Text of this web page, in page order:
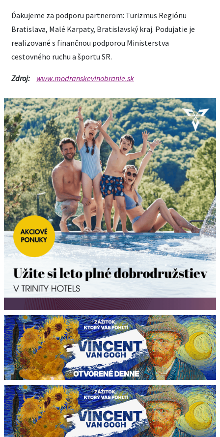
Ďakujeme za podporu partnerom: Turizmus Regiónu
Bratislava, Malé Karpaty, Bratislavský kraj. Podujatie je
realizované s finančnou podporou Ministerstva
cestovného ruchu a športu SR.
Zdroj: www.modranskevinobranie.sk